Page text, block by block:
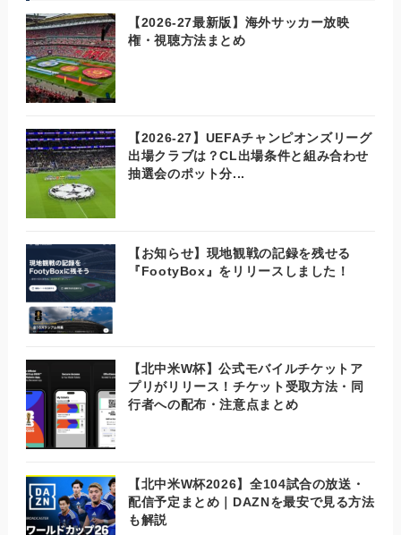
【2026-27最新版】海外サッカー放映
権・視聴方法まとめ
【2026-27】UEFAチャンピオンズリーグ
出場クラブは？CL出場条件と組み合わせ
抽選会のポット分...
【お知らせ】現地観戦の記録を残せる
『FootyBox』をリリースしました！
【北中米W杯】公式モバイルチケットア
プリがリリース！チケット受取方法・同
行者への配布・注意点まとめ
【北中米W杯2026】全104試合の放送・
配信予定まとめ｜DAZNを最安で見る方法
も解説